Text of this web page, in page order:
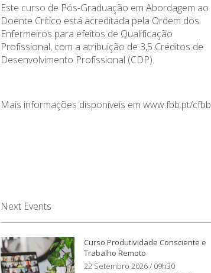
Este curso de Pós-Graduação em Abordagem ao
Doente Crítico está acreditada pela Ordem dos
Enfermeiros para efeitos de Qualificação
Profissional, com a atribuição de 3,5 Créditos de
Desenvolvimento Profissional (CDP).
Mais informações disponíveis em www.fbb.pt/cfbb
Next Events
Curso Produtividade Consciente e
Trabalho Remoto
22 Setembro 2026 / 09h30